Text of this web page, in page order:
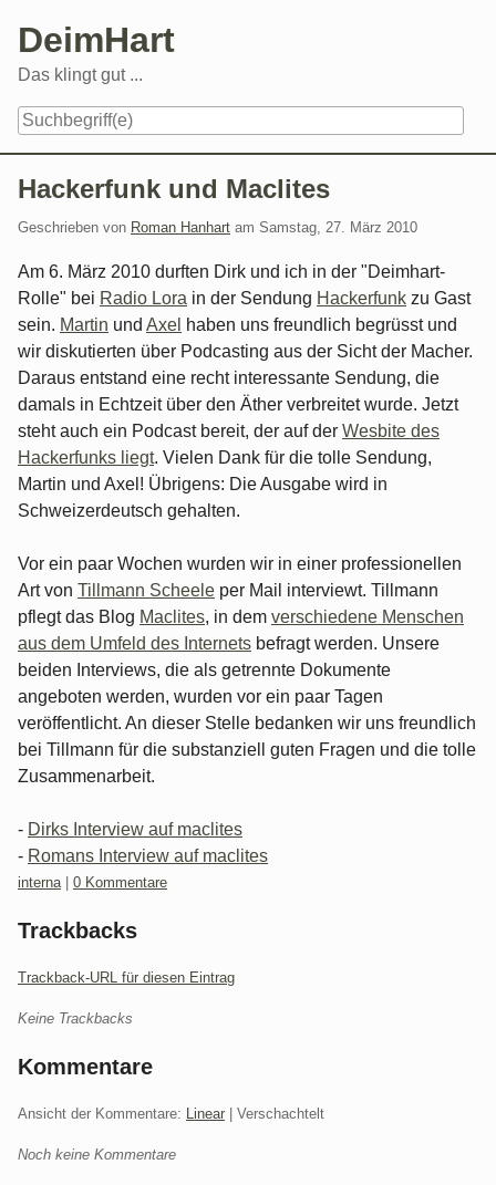
content
DeimHart
Das klingt gut ...
Hackerfunk und Maclites
Geschrieben von Roman Hanhart am Samstag, 27. März 2010
Am 6. März 2010 durften Dirk und ich in der "Deimhart-
Rolle" bei Radio Lora in der Sendung Hackerfunk zu Gast
sein. Martin und Axel haben uns freundlich begrüsst und
wir diskutierten über Podcasting aus der Sicht der Macher.
Daraus entstand eine recht interessante Sendung, die
damals in Echtzeit über den Äther verbreitet wurde. Jetzt
steht auch ein Podcast bereit, der auf der Wesbite des
Hackerfunks liegt. Vielen Dank für die tolle Sendung,
Martin und Axel! Übrigens: Die Ausgabe wird in
Schweizerdeutsch gehalten.
Vor ein paar Wochen wurden wir in einer professionellen
Art von Tillmann Scheele per Mail interviewt. Tillmann
pflegt das Blog Maclites, in dem verschiedene Menschen
aus dem Umfeld des Internets befragt werden. Unsere
beiden Interviews, die als getrennte Dokumente
angeboten werden, wurden vor ein paar Tagen
veröffentlicht. An dieser Stelle bedanken wir uns freundlich
bei Tillmann für die substanziell guten Fragen und die tolle
Zusammenarbeit.
- Dirks Interview auf maclites
- Romans Interview auf maclites
Kategorien:
interna 0 Kommentare
Trackbacks
Trackback-URL für diesen Eintrag
Keine Trackbacks
Kommentare
Ansicht der Kommentare: Linear | Verschachtelt
Noch keine Kommentare